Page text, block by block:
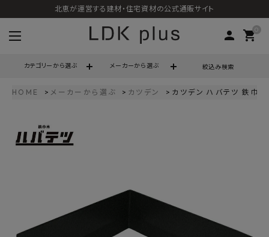
北恵が運営する建材・住宅資材の公式通販サイト
person 0
shopping_cart
カテゴリーから選ぶ メーカーから選ぶ 絞込み検索
ようこそ ゲスト 様
HOME メーカーから選ぶ カツデン カツデン ハバテツ 鉄巾